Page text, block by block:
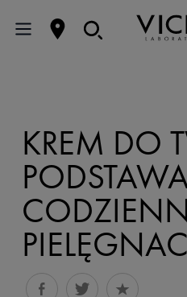
KREM DO